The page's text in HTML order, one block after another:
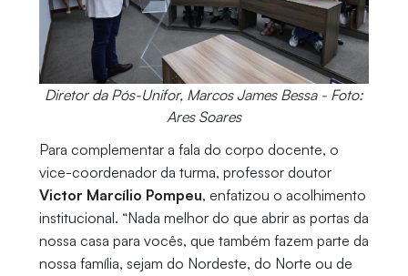
Diretor da Pós-Unifor, Marcos James Bessa - Foto:
Ares Soares
Para complementar a fala do corpo docente, o
vice-coordenador da turma, professor doutor
Victor Marcílio Pompeu, enfatizou o acolhimento
institucional. “Nada melhor do que abrir as portas da
nossa casa para vocês, que também fazem parte da
nossa família, sejam do Nordeste, do Norte ou de